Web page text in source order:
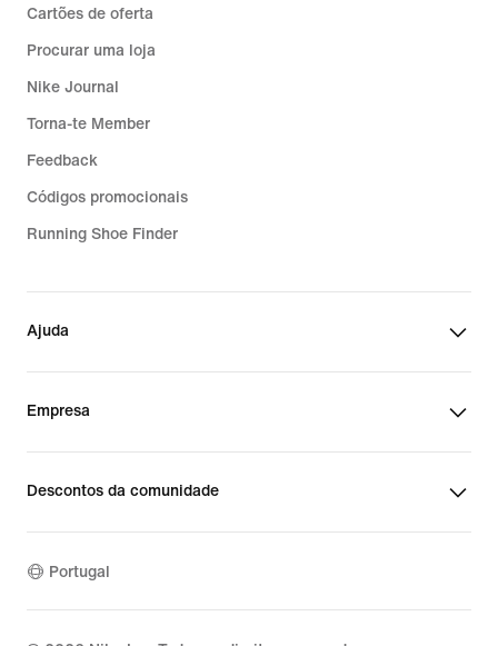
Cartões de oferta
Procurar uma loja
Nike Journal
Torna-te Member
Feedback
Códigos promocionais
Running Shoe Finder
Ajuda
Empresa
Descontos da comunidade
Portugal